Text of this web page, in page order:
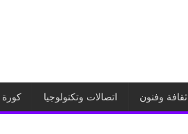
ثقافة وفنون اتصالات وتكنولوجيا